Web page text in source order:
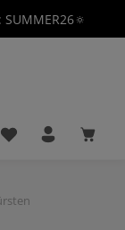
Du hast 0